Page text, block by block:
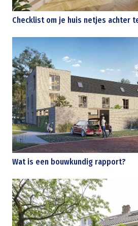
Checklist om je huis netjes achter
Wat is een bouwkundig rapport?